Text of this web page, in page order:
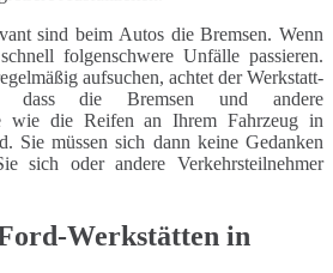
sind beim Autos die Bremsen. Wenn
folgenschwere Unfälle passieren.
aufsuchen, achtet der Werkstatt-
dass die Bremsen und andere
wie die Reifen an Ihrem Fahrzeug in
Sie müssen sich dann keine Gedanken
sich oder andere Verkehrsteilnehmer
Werkstätten in